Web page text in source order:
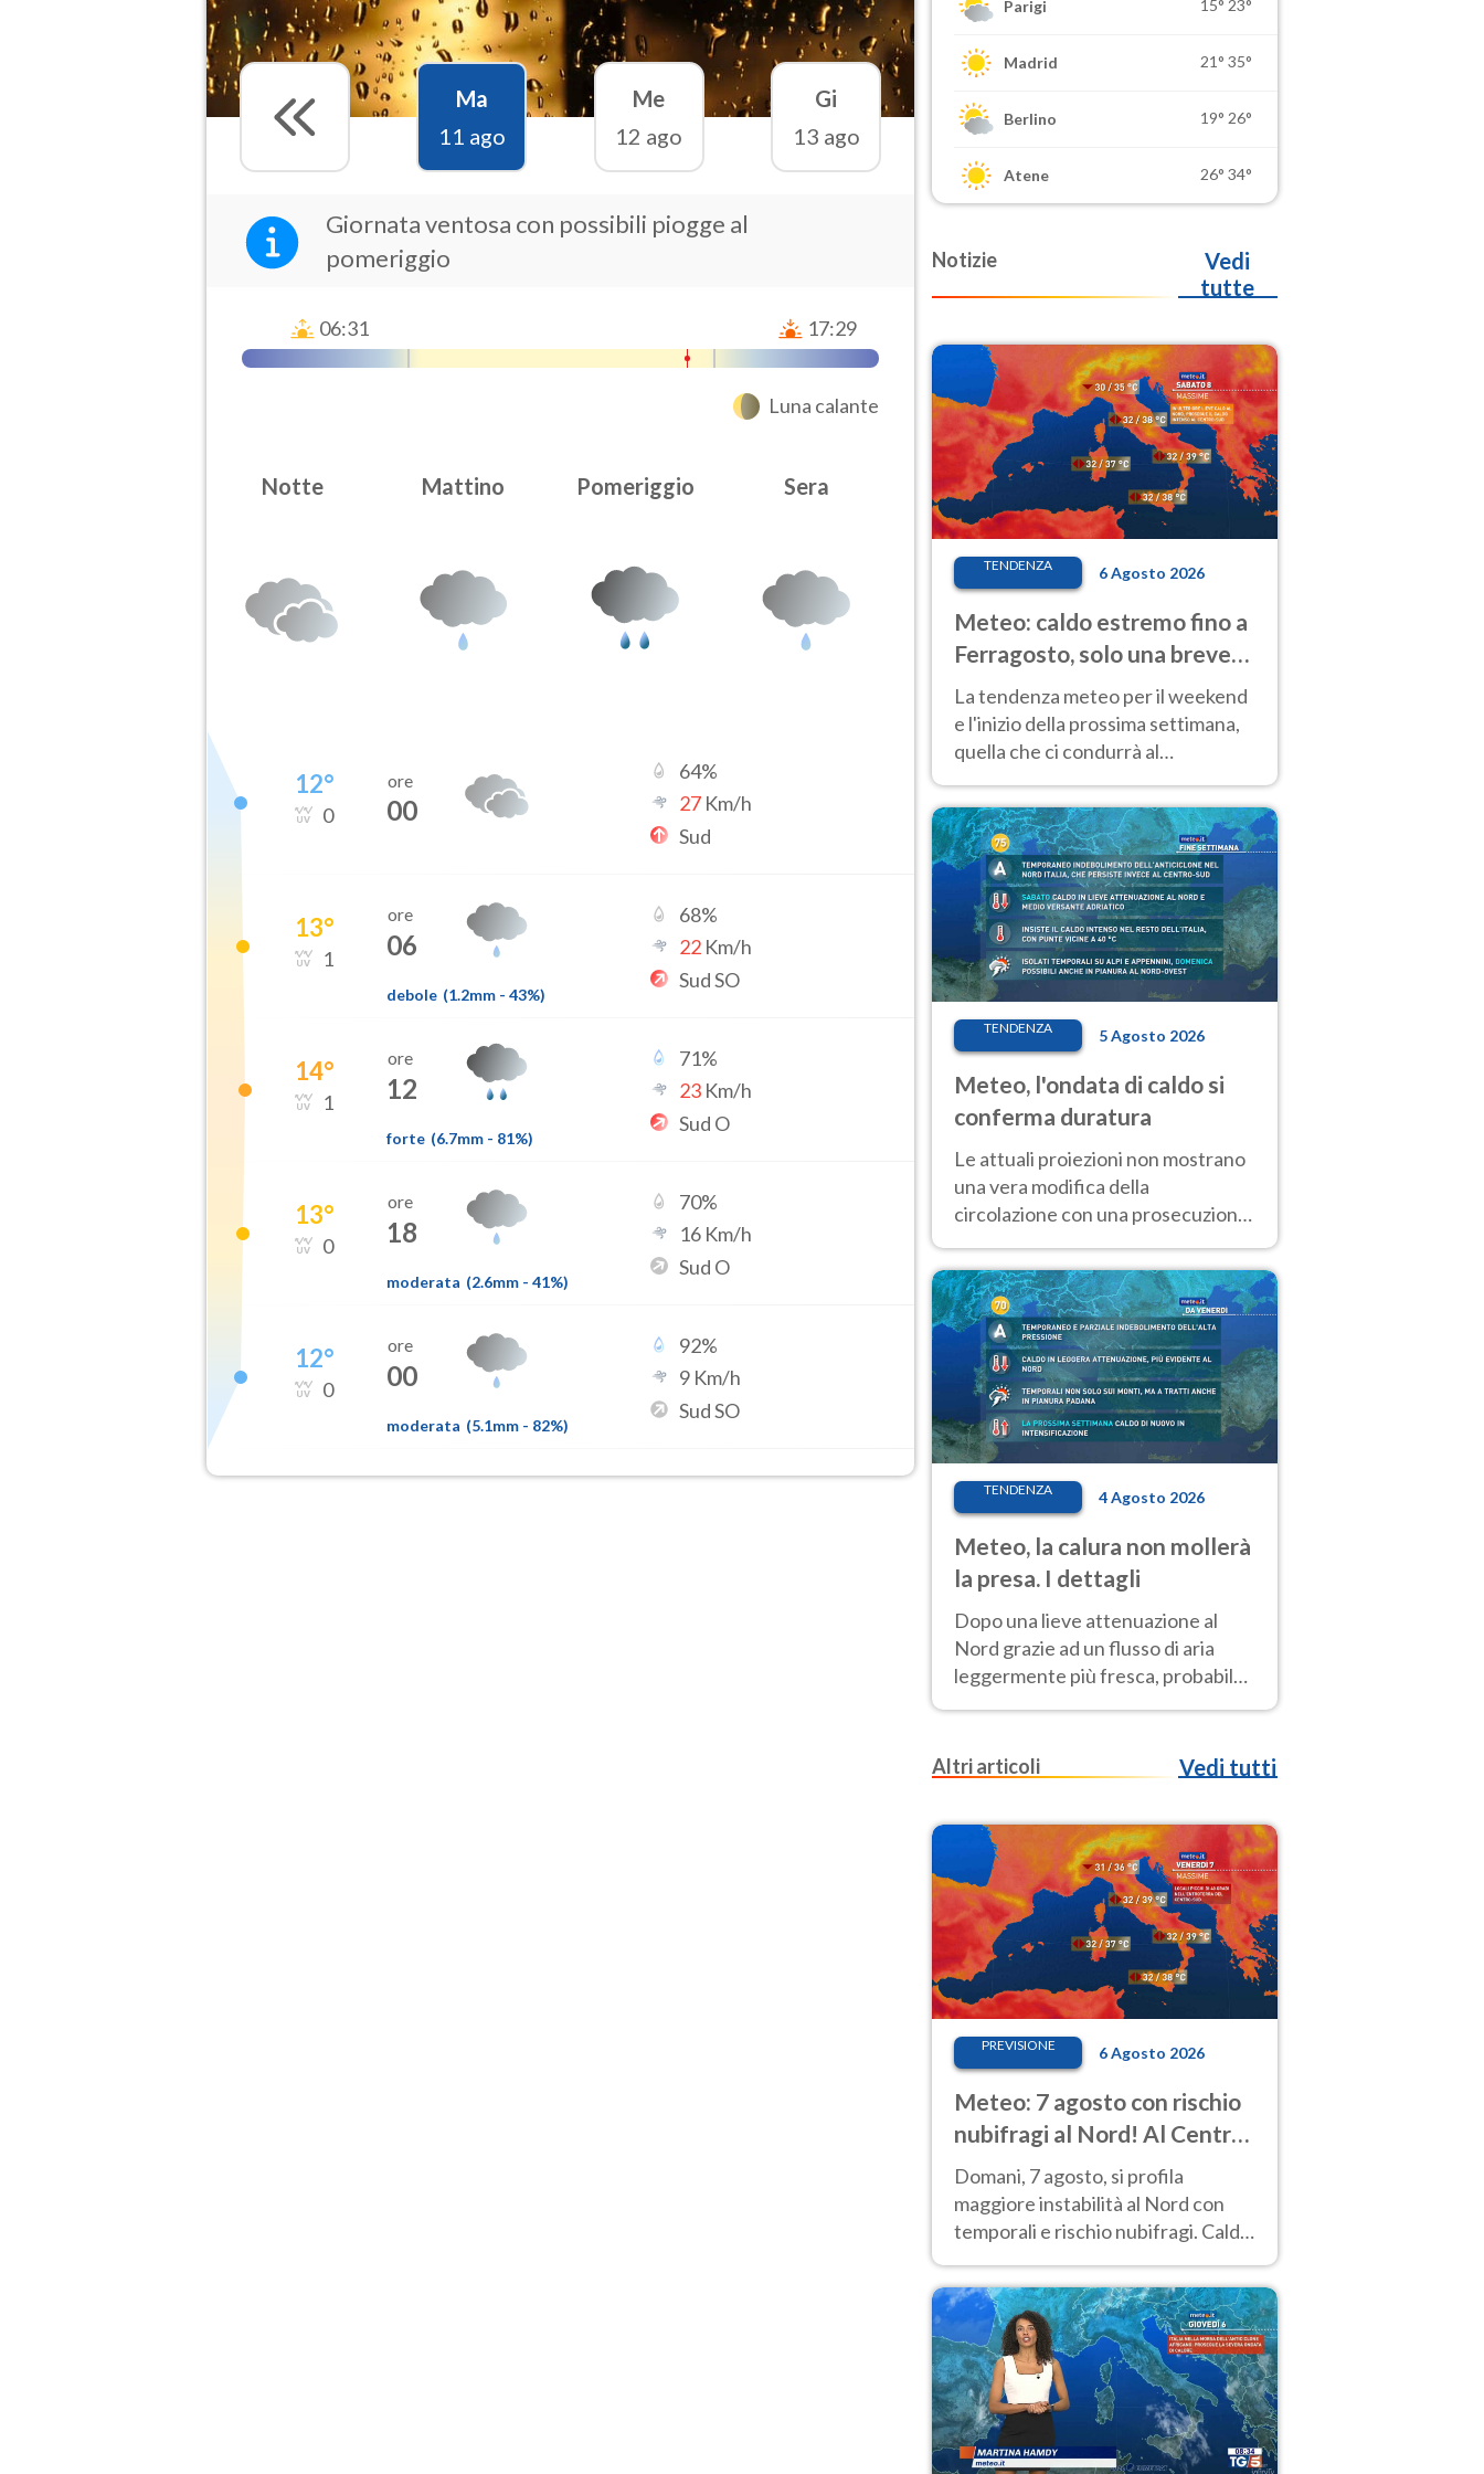
Ma
11 ago
Me
12 ago
Gi
13 ago
Giornata ventosa con possibili piogge al
pomeriggio
06:31 17:29
Luna calante
Notte Mattino Pomeriggio Sera
12°
0
ore
00
64%
27 Km/h
Sud
13°
1
ore
06
debole (1.2mm - 43%)
68%
22 Km/h
Sud SO
14°
1
ore
12
forte (6.7mm - 81%)
71%
23 Km/h
Sud O
13°
0
ore
18
moderata (2.6mm - 41%)
70%
16 Km/h
Sud O
12°
0
ore
00
moderata (5.1mm - 82%)
92%
9 Km/h
Sud SO
Parigi 15° 23°
Madrid 21° 35°
Berlino 19° 26°
Atene 26° 34°
Notizie
Vedi
tutte
TENDENZA 6 Agosto 2026
Meteo: caldo estremo fino a
Ferragosto, solo una breve
pausa. Ecco dove
La tendenza meteo per il weekend
e l'inizio della prossima settimana,
quella che ci condurrà al
temperature molto elevate
TENDENZA 5 Agosto 2026
Meteo, l'ondata di caldo si
conferma duratura
Le attuali proiezioni non mostrano
una vera modifica della
circolazione con una prosecuzione
giorni, compresa la settimana di
Ferragosto
TENDENZA 4 Agosto 2026
Meteo, la calura non mollerà
la presa. I dettagli
Dopo una lieve attenuazione al
Nord grazie ad un flusso di aria
leggermente più fresca, probabile
nuovo rinforzo dell’anticiclone
Altri articoli
Vedi tutti
PREVISIONE 6 Agosto 2026
Meteo: 7 agosto con rischio
nubifragi al Nord! Al Centro-
Sud caldo estremo
Domani, 7 agosto, si profila
maggiore instabilità al Nord con
temporali e rischio nubifragi. Caldo
previsioni.